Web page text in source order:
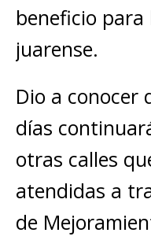
beneficio
juarense.
Dio a conocer
días
otras calles
atendidas a
de